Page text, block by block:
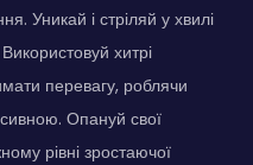
Уникай і стріляй у хвилі
хитрі
перевагу, роблячи
Опануй свої
рівні зростаючої